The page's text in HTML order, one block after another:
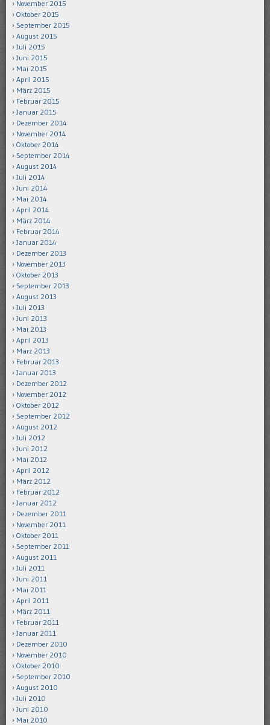
November 2015
Oktober 2015
September 2015
August 2015
Juli 2015
Juni 2015
Mai 2015
April 2015
März 2015
Februar 2015
Januar 2015
Dezember 2014
November 2014
Oktober 2014
September 2014
August 2014
Juli 2014
Juni 2014
Mai 2014
April 2014
März 2014
Februar 2014
Januar 2014
Dezember 2013
November 2013
Oktober 2013
September 2013
August 2013
Juli 2013
Juni 2013
Mai 2013
April 2013
März 2013
Februar 2013
Januar 2013
Dezember 2012
November 2012
Oktober 2012
September 2012
August 2012
Juli 2012
Juni 2012
Mai 2012
April 2012
März 2012
Februar 2012
Januar 2012
Dezember 2011
November 2011
Oktober 2011
September 2011
August 2011
Juli 2011
Juni 2011
Mai 2011
April 2011
März 2011
Februar 2011
Januar 2011
Dezember 2010
November 2010
Oktober 2010
September 2010
August 2010
Juli 2010
Juni 2010
Mai 2010